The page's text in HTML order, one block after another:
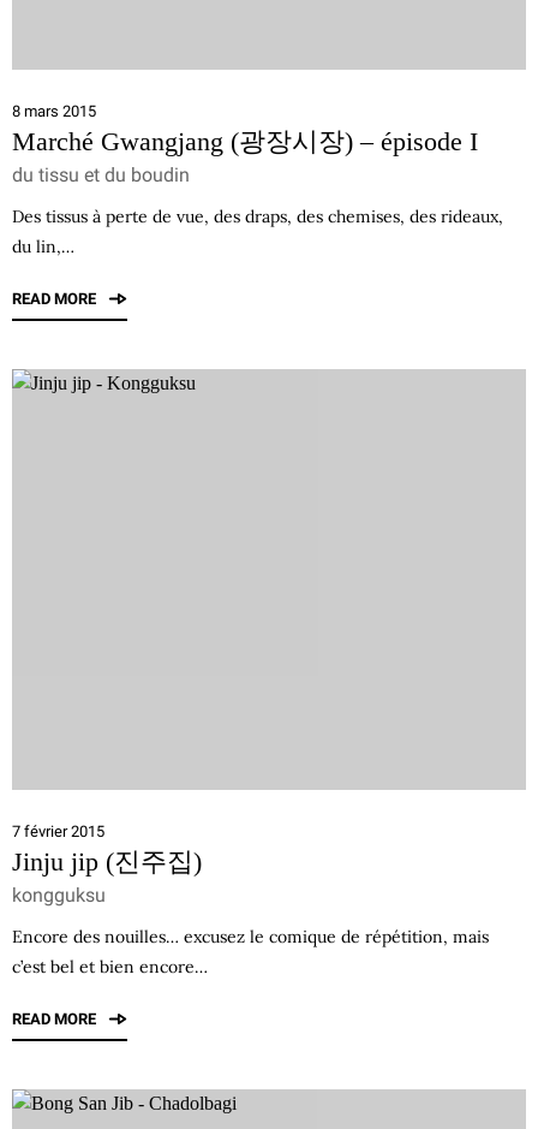
8 mars 2015
Marché Gwangjang (광장시장) – épisode I
du tissu et du boudin
Des tissus à perte de vue, des draps, des chemises, des rideaux,
du lin,…
READ MORE
7 février 2015
Jinju jip (진주집)
kongguksu
Encore des nouilles… excusez le comique de répétition, mais
c’est bel et bien encore…
READ MORE